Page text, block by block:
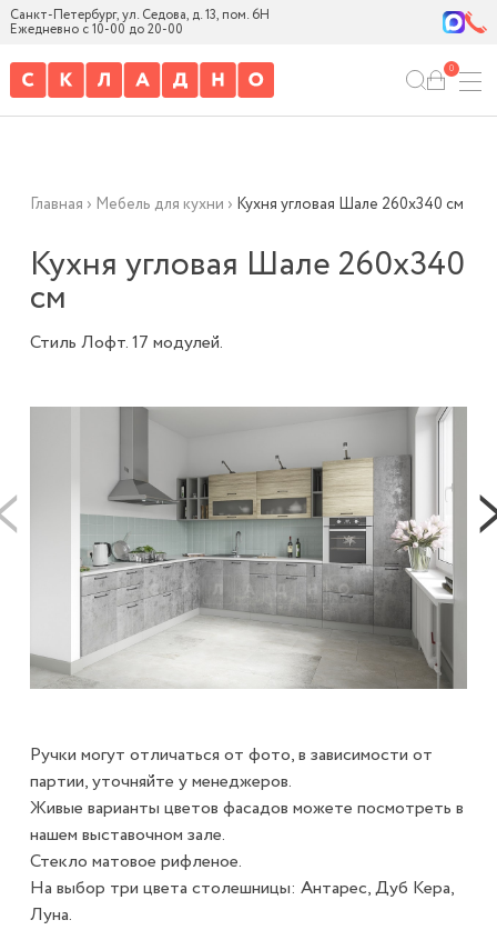
Санкт-Петербург, ул. Седова, д. 13, пом. 6Н
Ежедневно с 10-00 до 20-00
0
Главная › Мебель для кухни › Кухня угловая Шале 260х340 см
Кухня угловая Шале 260х340
см
Стиль Лофт. 17 модулей.
Ручки могут отличаться от фото, в зависимости от
партии, уточняйте у менеджеров.
Живые варианты цветов фасадов можете посмотреть в
нашем выставочном зале.
Стекло матовое рифленое.
На выбор три цвета столешницы: Антарес, Дуб Кера,
Луна.